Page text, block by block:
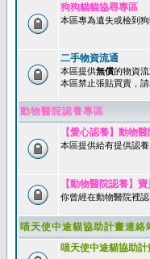
狗狗貓貓協尋專區
本區專為遺失或檢到
二手物資流通
本區提供無償的物資流
本區禁止張貼買賣，
動物醫院認養專區
【愛心認養】動物
本區提供給有提供認
【動物醫院認養】
你曾經在動物醫院裡
喵天使中途貓協助計畫連絡
喵天使中途貓協助計